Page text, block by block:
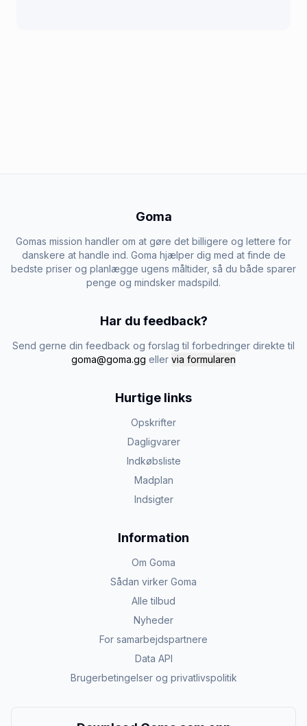
Goma
Gomas mission handler om at gøre det billigere og lettere for
danskere at handle ind. Goma hjælper dig med at finde de
bedste priser og planlægge ugens måltider, så du både sparer
penge og mindsker madspild.
Har du feedback?
Send gerne din feedback og forslag til forbedringer direkte til
goma@goma.gg eller via formularen
Hurtige links
Opskrifter
Dagligvarer
Indkøbsliste
Madplan
Indsigter
Information
Om Goma
Sådan virker Goma
Alle tilbud
Nyheder
For samarbejdspartnere
Data API
Brugerbetingelser og privatlivspolitik